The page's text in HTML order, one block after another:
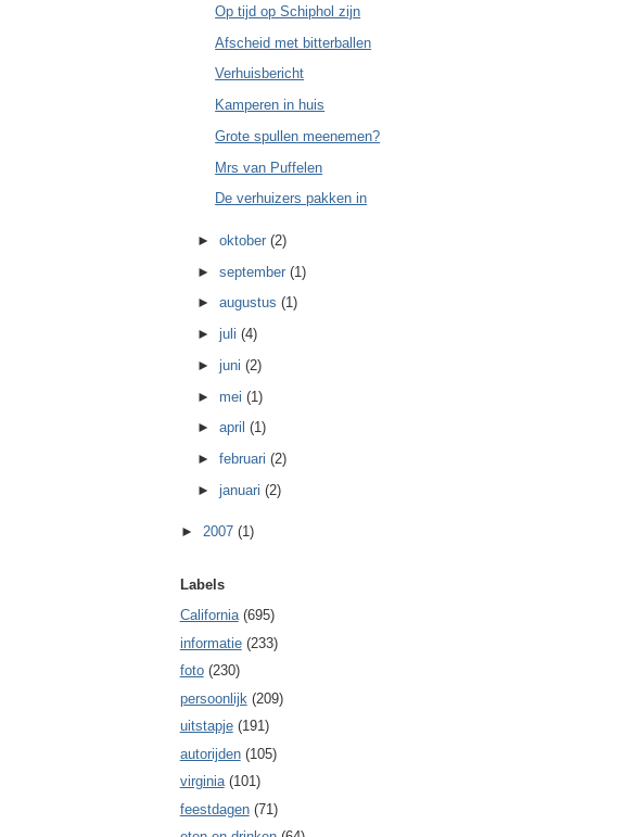
Op tijd op Schiphol zijn
Afscheid met bitterballen
Verhuisbericht
Kamperen in huis
Grote spullen meenemen?
Mrs van Puffelen
De verhuizers pakken in
►oktober(2)
►september(1)
►augustus(1)
►juli(4)
►juni(2)
►mei(1)
►april(1)
►februari(2)
►januari(2)
► 2007 (1)
Labels
California (695)
informatie (233)
foto (230)
persoonlijk (209)
uitstapje (191)
autorijden (105)
virginia (101)
feestdagen (71)